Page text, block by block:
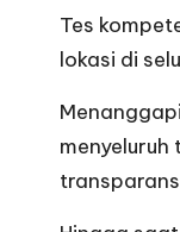
Tes
lokasi di